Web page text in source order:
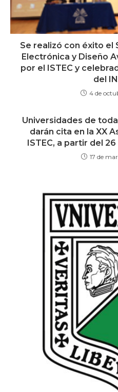
Se realizó con éxito el
Electrónica y Diseño
por el ISTEC y
del
4 de
Universidades de
darán cita en la XX
ISTEC, a partir del
17 de